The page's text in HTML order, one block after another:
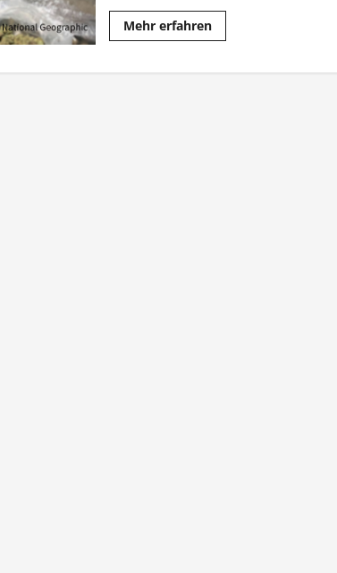
Mehr erfahrenMehr
Informationen
„Schwarzmärkte